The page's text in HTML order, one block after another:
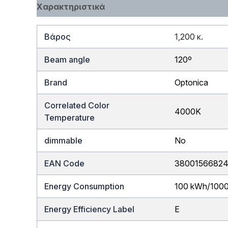
Χαρακτηριστικά
Βάρος 1,200 κ.
Beam angle 120º
Brand Optonica
Correlated Color
Temperature
4000K
dimmable No
EAN Code
Energy Consumption 100 kWh/
Energy Efficiency Label E